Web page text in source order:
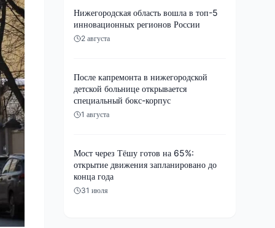
Нижегородская область вошла в топ-5
инновационных регионов России
2 августа
После капремонта в нижегородской
детской больнице открывается
специальный бокс-корпус
1 августа
Мост через Тёшу готов на 65%:
открытие движения запланировано до
конца года
31 июля